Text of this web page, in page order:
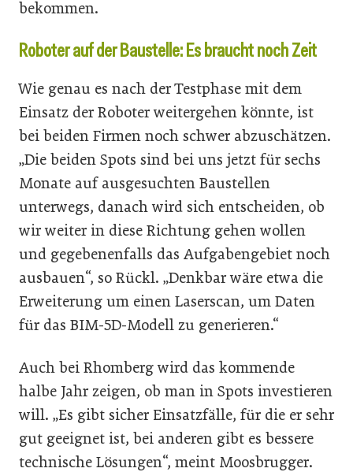
bekommen.
Roboter auf der Baustelle: Es braucht noch Zeit
Wie genau es nach der Testphase mit dem
Einsatz der Roboter weitergehen könnte, ist
bei beiden Firmen noch schwer abzuschätzen.
„Die beiden Spots sind bei uns jetzt für sechs
Monate auf ausgesuchten Baustellen
unterwegs, danach wird sich entscheiden, ob
wir weiter in diese Richtung gehen wollen
und gegebenenfalls das Aufgabengebiet noch
ausbauen“, so Rückl. „Denkbar wäre etwa die
Erweiterung um einen Laserscan, um Daten
für das BIM-5D-Modell zu generieren.“
Auch bei Rhomberg wird das kommende
halbe Jahr zeigen, ob man in Spots investieren
will. „Es gibt sicher Einsatzfälle, für die er sehr
gut geeignet ist, bei anderen gibt es bessere
technische Lösungen“, meint Moosbrugger.